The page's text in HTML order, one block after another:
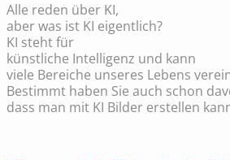
Alle reden über KI,
aber was ist KI eigentlich?
KI steht für
künstliche Intelligenz und kann
viele Bereiche unseres Lebens
Bestimmt haben Sie auch schon
dass man mit KI Bilder erstellen